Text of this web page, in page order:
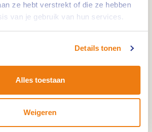
ze hebt verstrekt of die ze hebben
van je gebruik van hun services.
Details tonen
Alles toestaan
Weigeren
Honden mogen mee, mits
wisselt tussen
De Krang
verharde en onverharde paden
parkeerplaats bij de kerk in